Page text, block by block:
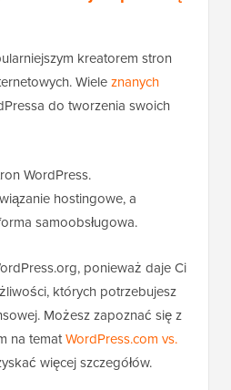
kreatorem stron
Wieleznanych
do tworzenia swoich
WordPress.
hostingowe, a
samoobsługowa.
ponieważ daje Ci
których potrzebujesz
Możesz zapoznać się z
na tematWordPress.com vs.
więcej szczegółów.